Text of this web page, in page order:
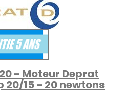
- Moteur Deprat
20/15 - 20 newtons